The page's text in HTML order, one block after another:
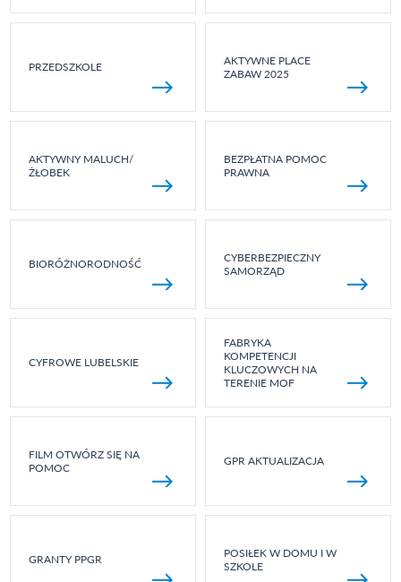
PRZEDSZKOLE
AKTYWNE PLACE
ZABAW 2025
AKTYWNY MALUCH/
ŻŁOBEK
BEZPŁATNA POMOC
PRAWNA
BIORÓŻNORODNOŚĆ
CYBERBEZPIECZNY
SAMORZĄD
CYFROWE LUBELSKIE
FABRYKA
KOMPETENCJI
KLUCZOWYCH NA
TERENIE MOF
FILM OTWÓRZ SIĘ NA
POMOC
GPR AKTUALIZACJA
GRANTY PPGR
POSIŁEK W DOMU I W
SZKOLE